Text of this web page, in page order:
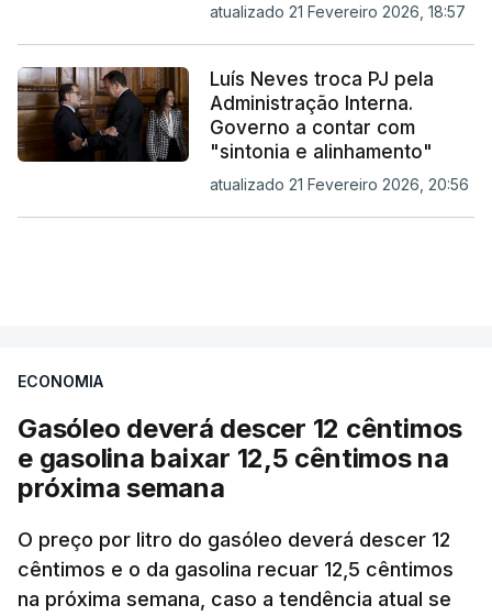
atualizado 21 Fevereiro 2026, 18:57
Luís Neves troca PJ pela
Administração Interna.
Governo a contar com
"sintonia e alinhamento"
atualizado 21 Fevereiro 2026, 20:56
ECONOMIA
Gasóleo deverá descer 12 cêntimos
e gasolina baixar 12,5 cêntimos na
próxima semana
O preço por litro do gasóleo deverá descer 12
cêntimos e o da gasolina recuar 12,5 cêntimos
na próxima semana, caso a tendência atual se